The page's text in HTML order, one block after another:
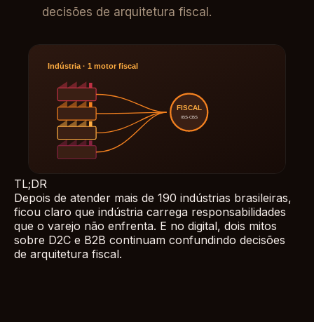
decisões de arquitetura fiscal.
TL;DR
Depois de atender mais de 190 indústrias brasileiras,
ficou claro que indústria carrega responsabilidades
que o varejo não enfrenta. E no digital, dois mitos
sobre D2C e B2B continuam confundindo decisões
de arquitetura fiscal.